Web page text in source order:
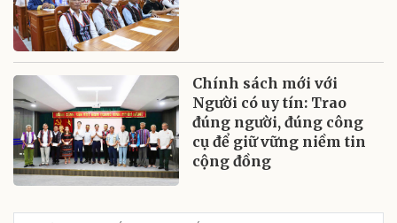
Chính sách mới với
Người có uy tín: Trao
đúng người, đúng công
cụ để giữ vững niềm tin
cộng đồng